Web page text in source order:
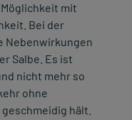
mit
Bei der
Nebenwirkungen
Salbe. Es ist
nicht mehr so
ohne
hält.